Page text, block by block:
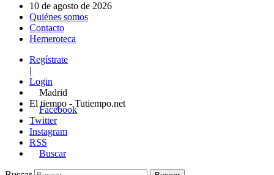
10 de agosto de 2026
Quiénes somos
Contacto
Hemeroteca
Regístrate
|
Login
Madrid
El tiempo - Tutiempo.net
Facebook
Twitter
Instagram
RSS
Buscar